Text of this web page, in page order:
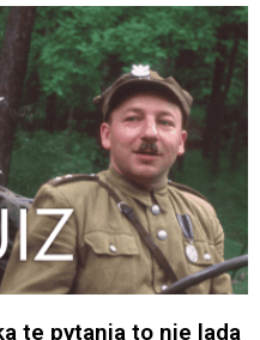
te pytania to nie lada